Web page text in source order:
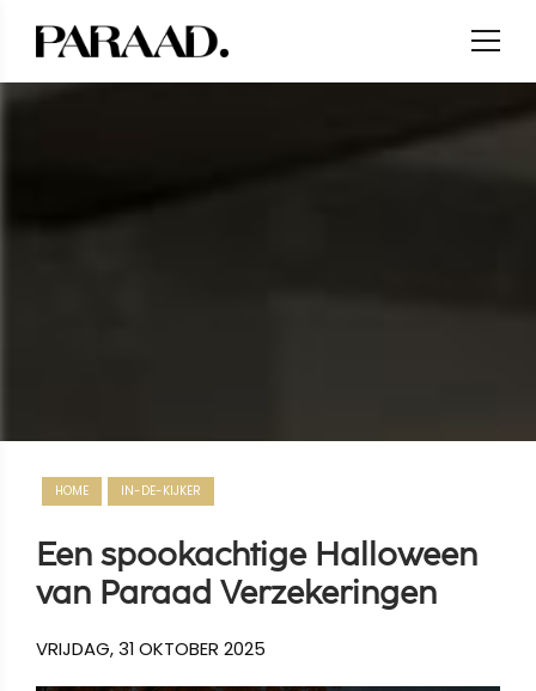
HOME IN-DE-KIJKER
Een spookachtige Halloween
van Paraad Verzekeringen
VRIJDAG, 31 OKTOBER 2025